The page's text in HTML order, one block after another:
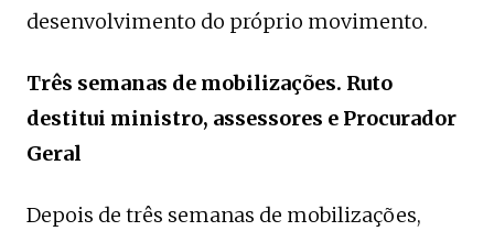
desenvolvimento do próprio movimento.
Três semanas de mobilizações. Ruto
destitui ministro, assessores e Procurador
Geral
Depois de três semanas de mobilizações,